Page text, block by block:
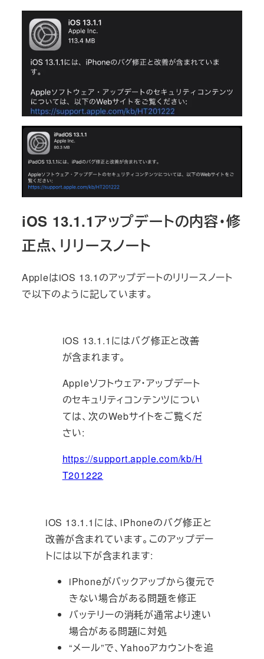
iOS 13.1.1アップデートの内容・修
正点、リリースノート
AppleはiOS 13.1のアップデートのリリースノート
で以下のように記しています。
iOS 13.1.1にはバグ修正と改善
が含まれます。
Appleソフトウェア・アップデート
のセキュリティコンテンツについ
ては、次のWebサイトをご覧くだ
さい:
https://support.apple.com/kb/H
T201222
iOS 13.1.1には、iPhoneのバグ修正と
改善が含まれています。このアップデー
トには以下が含まれます:
iPhoneがバックアップから復元で
きない場合がある問題を修正
バッテリーの消耗が通常より速い
場合がある問題に対処
“メール”で、Yahooアカウントを追